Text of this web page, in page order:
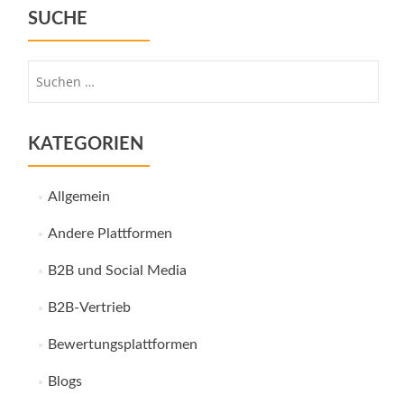
SUCHE
KATEGORIEN
Allgemein
Andere Plattformen
B2B und Social Media
B2B-Vertrieb
Bewertungsplattformen
Blogs